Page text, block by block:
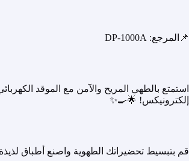
📌المرجع: DP-1000A
استمتع بالطهي المريح والآمن مع الموقد
إلكترونيكس! 🌟🍳✨
قم بتبسيط تحضيراتك الطهوية واصنع أطباق